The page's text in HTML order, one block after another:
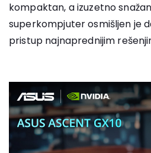
kompaktan, a izuzetno
superkompjuter osmišljen je
pristup najnaprednijim